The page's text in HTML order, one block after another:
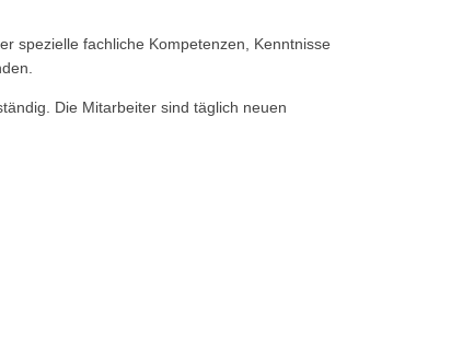
spezielle fachliche Kompetenzen, Kenntnisse
Die Mitarbeiter sind täglich neuen